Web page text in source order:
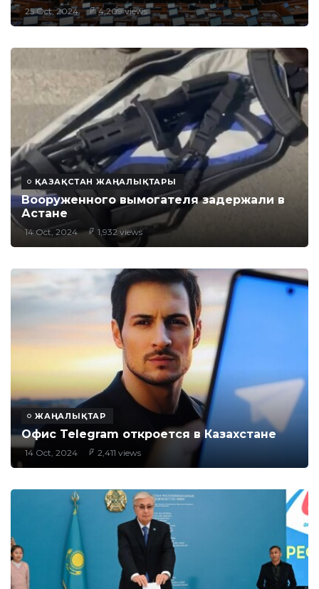
25 Oct, 2024 4,209 views
ҚАЗАҚСТАН ЖАҢАЛЫҚТАРЫ
Вооруженного вымогателя задержали в
Астане
14 Oct, 2024 1,932 views
ЖАҢАЛЫҚТАР
Офис Telegram откроется в Казахстане
14 Oct, 2024 2,411 views